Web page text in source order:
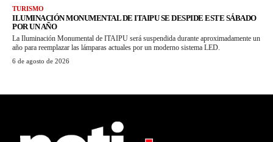
TURISMO
ILUMINACIÓN MONUMENTAL DE ITAIPU SE DESPIDE ESTE SÁBADO
POR UN AÑO
La Iluminación Monumental de ITAIPU será suspendida durante aproximadamente un
año para reemplazar las lámparas actuales por un moderno sistema LED.
6 de agosto de 2026